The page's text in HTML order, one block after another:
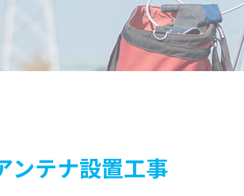
テナ設置工事